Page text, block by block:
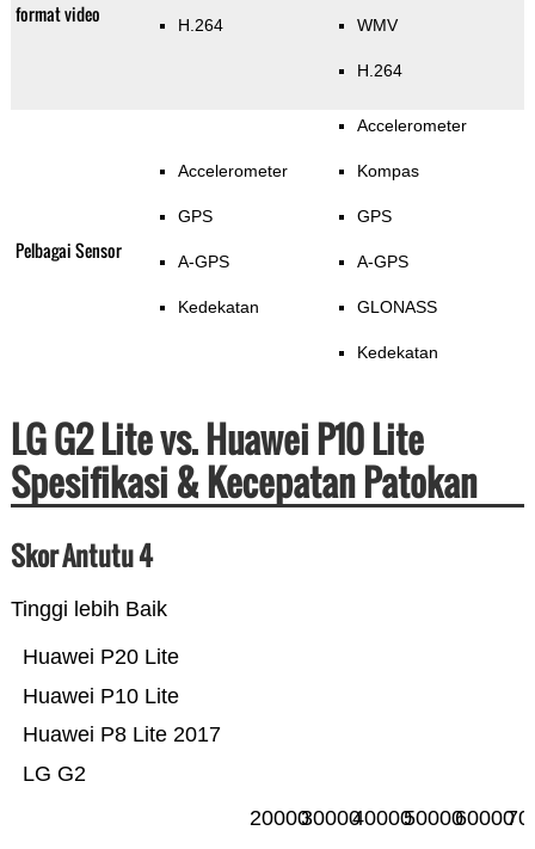
format video H.264 WMV
H.264
Pelbagai Sensor
Accelerometer
GPS
A-GPS
Kedekatan
Accelerometer
Kompas
GPS
A-GPS
GLONASS
Kedekatan
LG G2 Lite vs. Huawei P10 Lite
Spesifikasi & Kecepatan Patokan
Skor Antutu 4
Tinggi lebih Baik
LG G2
Huawei P8 Lite 2017
Huawei P10 Lite
Huawei P20 Lite
2000030000400005000060000